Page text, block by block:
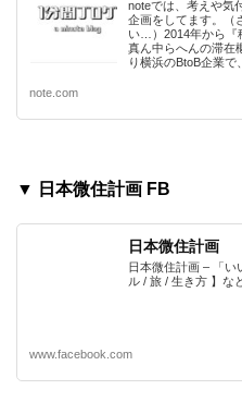
noteでは、考えや気
企画をしてます。（
い…）2014年から『
真ん中らへんの滞在
り横浜のBtoB企業で
note.com
▼ 日本微住計画 FB
日本微住計画
日本微住計画 – 「い
ル / 旅 / 生き方 】な
www.facebook.com